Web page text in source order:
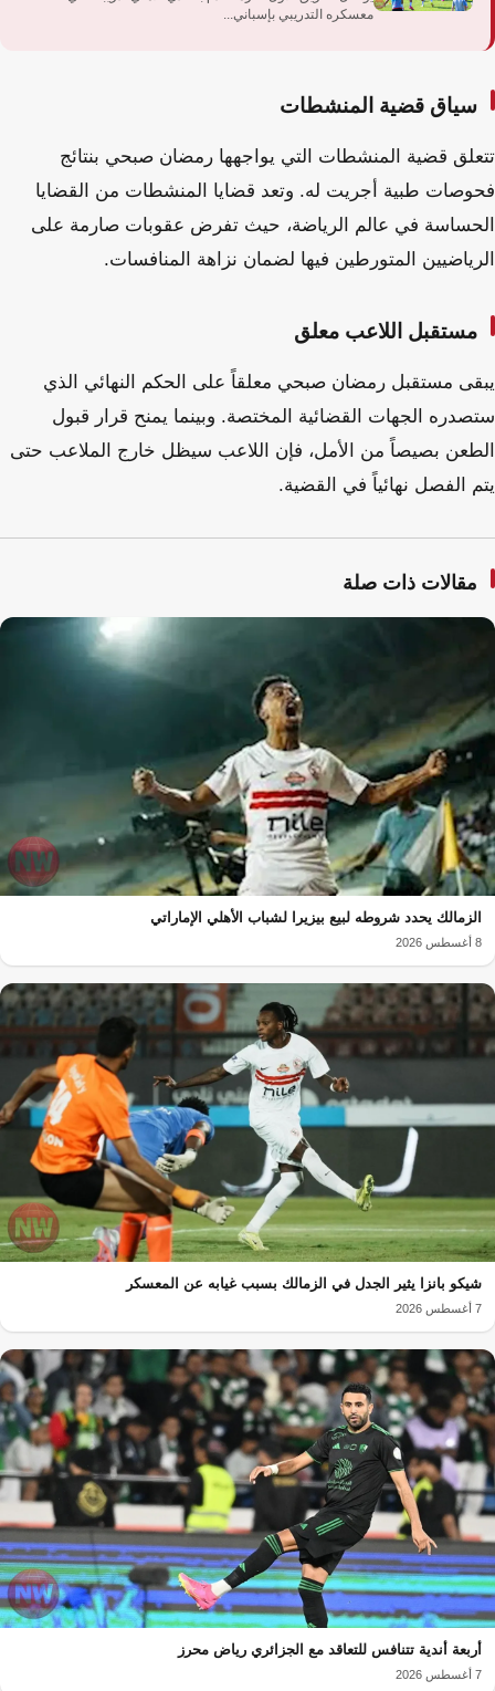
معسكره التدريبي بإسباني...
سياق قضية المنشطات
تتعلق قضية المنشطات التي يواجهها رمضان صبحي بنتائج
فحوصات طبية أجريت له. وتعد قضايا المنشطات من القضايا
الحساسة في عالم الرياضة، حيث تفرض عقوبات صارمة على
الرياضيين المتورطين فيها لضمان نزاهة المنافسات.
مستقبل اللاعب معلق
يبقى مستقبل رمضان صبحي معلقاً على الحكم النهائي الذي
ستصدره الجهات القضائية المختصة. وبينما يمنح قرار قبول
الطعن بصيصاً من الأمل، فإن اللاعب سيظل خارج الملاعب حتى
يتم الفصل نهائياً في القضية.
مقالات ذات صلة
الزمالك يحدد شروطه لبيع بيزيرا لشباب الأهلي الإماراتي
8 أغسطس 2026
شيكو بانزا يثير الجدل في الزمالك بسبب غيابه عن المعسكر
7 أغسطس 2026
أربعة أندية تتنافس للتعاقد مع الجزائري رياض محرز
7 أغسطس 2026